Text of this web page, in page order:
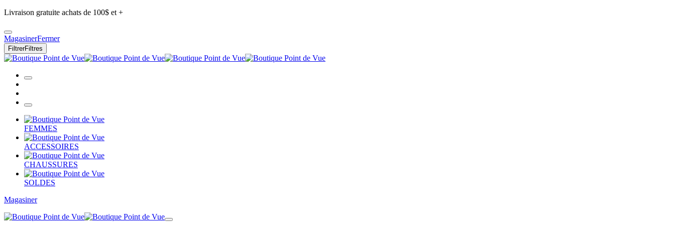
Livraison gratuite achats de 100$ et +
MagasinerFermer
FiltrerFiltres
FEMMES
ACCESSOIRES
CHAUSSURES
SOLDES
Magasiner